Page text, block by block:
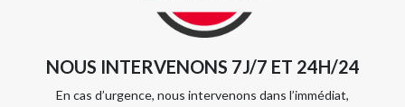
NOUS INTERVENONS 7J/7 ET 24H/24
En cas d’urgence, nous intervenons dans l’immédiat,